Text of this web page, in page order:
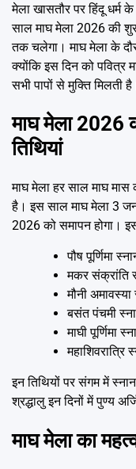
मेला खासतौर पर हिंदू
साल माघ मेला 2026 की
तक चलेगा। माघ मेला के
क्योंकि इस दिन को पवित्र
सभी पापों से मुक्ति मिलती
माघ मेला 2026
तिथियां
माघ मेला हर साल माघ मास
है। इस साल माघ मेला 3
2026 को समापन होगा।
पौष पूर्णिमा
मकर संक्रांति
मौनी
बसंत पंचमी
माघी पूर्णिमा
इन तिथियों पर संगम में
श्रद्धालु इन दिनों में पुण्य
माघ मेला का